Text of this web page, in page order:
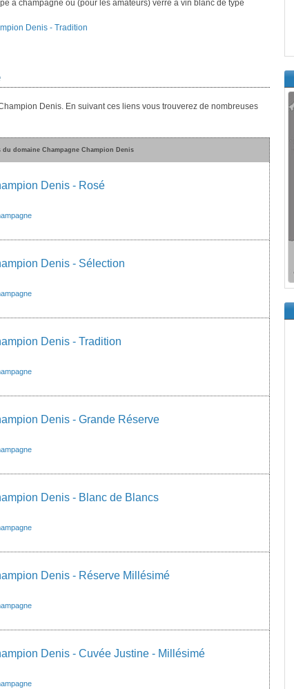
à champagne ou (pour les amateurs) verre à vin blanc de type
Denis - Tradition
Denis. En suivant ces liens vous trouverez de nombreuses
du domaine Champagne Champion Denis
Denis - Rosé
Denis - Sélection
Denis - Tradition
Denis - Grande Réserve
Denis - Blanc de Blancs
Denis - Réserve Millésimé
Denis - Cuvée Justine - Millésimé